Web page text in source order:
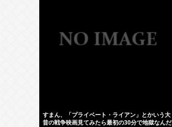
すまん、「プライベート・ライアン」とかいう大
昔の戦争映画見てみたら最初の30分で地獄なんだ